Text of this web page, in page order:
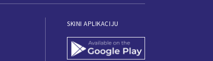
SKINI APLIKACIJU